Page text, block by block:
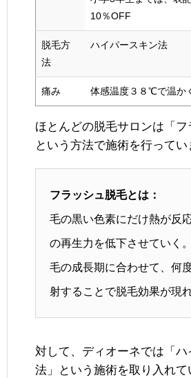
10％OFF
脱毛方
法
ハイパースキン法
痛み 体感温度３８℃で温か
ほとんどの脱毛サロンは「フ
という方法で施術を行ってい
フラッシュ脱毛とは：
毛の黒い色素にだけ熱が反
の再生力を低下させていく。
毛の成長期に合わせて、何
射することで脱毛効果が現
対して、ディオーネでは「ハ
法」という施術を取り入れて